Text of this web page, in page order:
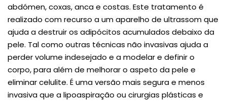
abdómen, coxas, anca e costas. Este tratamento é
realizado com recurso a um aparelho de ultrassom que
ajuda a destruir os adipócitos acumulados debaixo da
pele. Tal como outras técnicas não invasivas ajuda a
perder volume indesejado e a modelar e definir o
corpo, para além de melhorar o aspeto da pele e
eliminar celulite. É uma versão mais segura e menos
invasiva que a lipoaspiração ou cirurgias plásticas e